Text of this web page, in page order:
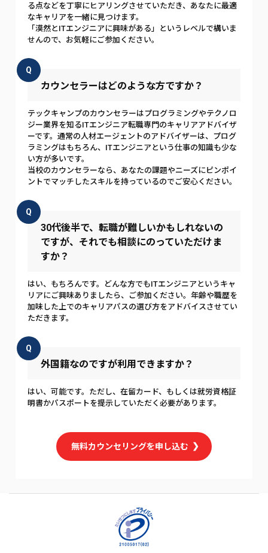
る点などを丁寧にヒアリングさせていただき、あなたに最適
なキャリアを一緒に見つけます。
「漠然とITエンジニアに興味がある」というレベルで構いま
せんので、お気軽にご参加ください。
Q
カウンセラーはどのような方ですか？
テックキャンプのカウンセラーはプログラミングやテクノロ
ジー業界を知るITエンジニア転職専門のキャリアアドバイザ
ーです。通常の人材エージェントのアドバイザーは、プログ
ラミングはもちろん、ITエンジニアという仕事の知識も少な
い方が多いです。
当校のカウンセラーなら、あなたの課題やニーズにピンポイ
ントでマッチしたスキルを持っているのでご安心ください。
Q
30代後半で、転職が難しいかもしれないの
ですが、それでも相談にのっていただけま
すか？
はい、もちろんです。どんな方でもITエンジニアというキャ
リアにご興味ありましたら、ご参加ください。年齢や職歴を
加味した上でのキャリアパスの選び方をアドバイスさせてい
ただきます。
Q
外国籍なのですが利用できますか？
はい、可能です。ただし、在留カード、もしくは就労資格証
明書かパスポートを提示していただく必要があります。
無料カウンセリングを申し込む